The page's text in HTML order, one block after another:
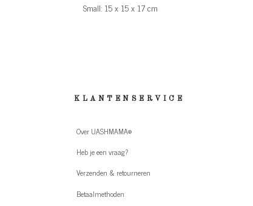
Small: 15 x 15 x 17 cm
KLANTENSERVICE
Over UASHMAMA®
Heb je een vraag?
Verzenden & retourneren
Betaalmethoden